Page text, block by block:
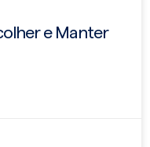
e Manter